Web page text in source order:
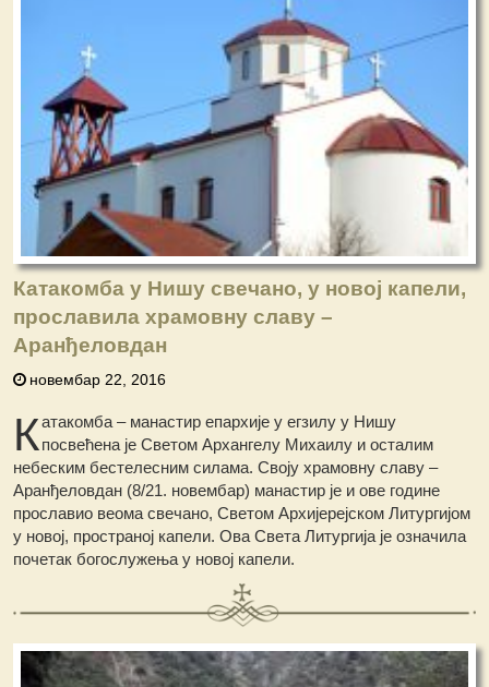
Катакомба у Нишу свечано, у новој капели,
прославила храмовну славу –
Аранђеловдан
новембар 22, 2016
Катакомба – манастир епархије у егзилу у Нишу
посвећена је Светом Архангелу Михаилу и осталим
небеским бестелесним силама. Своју храмовну славу –
Аранђеловдан (8/21. новембар) манастир је и ове године
прославио веома свечано, Светом Архијерејском Литургијом
у новој, пространој капели. Ова Света Литургија је означила
почетак богослужења у новој капели.